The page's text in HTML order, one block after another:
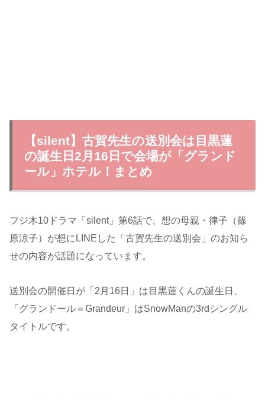
【silent】古賀先生の送別会は目黒蓮
の誕生日2月16日で会場が「グランド
ール」ホテル！まとめ
フジ木10ドラマ「silent」第6話で、想の母親・律子（篠
原涼子）が想にLINEした「古賀先生の送別会」のお知ら
せの内容が話題になっています。
送別会の開催日が「2月16日」は目黒蓮くんの誕生日、
「グランドール＝Grandeur」はSnowManの3rdシングル
タイトルです。